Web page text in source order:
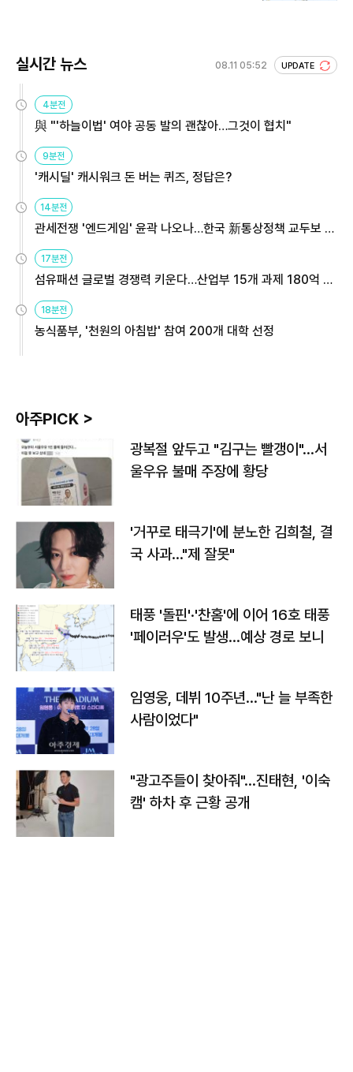
실시간 뉴스 08.11 05:52 UPDATE
4분전
與 "'하늘이법' 여야 공동 발의 괜찮아…그것이 협치"
9분전
'캐시딜' 캐시워크 돈 버는 퀴즈, 정답은?
14분전
관세전쟁 '엔드게임' 윤곽 나오나…한국 新통상정책 교두보 활
용해야
17분전
섬유패션 글로벌 경쟁력 키운다…산업부 15개 과제 180억 지
원
18분전
농식품부, '천원의 아침밥' 참여 200개 대학 선정
아주PICK >
광복절 앞두고 "김구는 빨갱이"…서
울우유 불매 주장에 황당
'거꾸로 태극기'에 분노한 김희철, 결
국 사과…"제 잘못"
태풍 '돌핀'·'찬홈'에 이어 16호 태풍
'페이러우'도 발생…예상 경로 보니
임영웅, 데뷔 10주년…"난 늘 부족한
사람이었다"
"광고주들이 찾아줘"…진태현, '이숙
캠' 하차 후 근황 공개